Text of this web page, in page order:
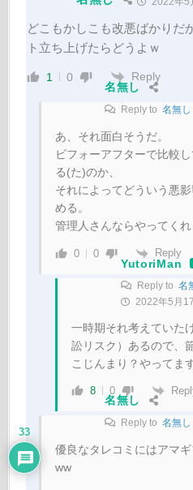
どこもかしこも改悪ばかりだ
ト立ち上げたらどうよｗ
1 0
Reply
名無し
Reply to 名無し
あ、それ面白そうだ。
ビフォーアフターで比較
る(た)のか、
それによってどういう悪
める。
管理人さんならやってくれ
0 0 Reply
YutoriMan
Reply to 名
2022年5月
一時期それ考えていた
訟リスク）あるので、
こじんまり？やってます
8 0
名無し
Reply to 名無し
優良なタレコミにはアマ
ww
33